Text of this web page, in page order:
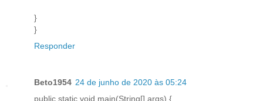
}
}
Responder
Beto1954 24 de junho de 2020 às 05:24
public static void main(String[] args) {